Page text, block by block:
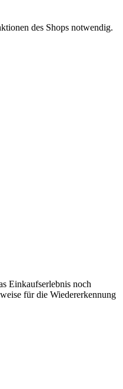
des Shops notwendig.
Einkaufserlebnis noch
für die Wiedererkennung